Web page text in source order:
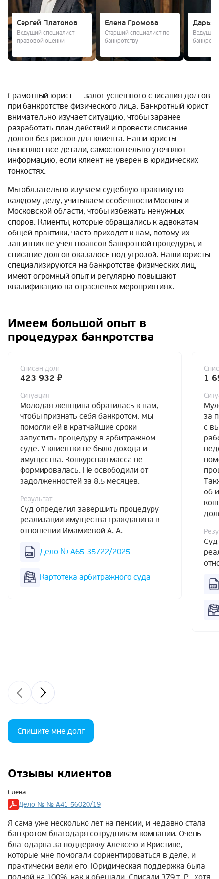
Сергей Платонов
Ведущий специалист
правовой оценки
Елена Громова
Старший специалист по
банкротству
Дарья
Ведущий
Грамотный юрист — залог успешного списания долгов
при банкротстве физического лица. Банкротный юрист
внимательно изучает ситуацию, чтобы заранее
разработать план действий и провести списание
долгов без рисков для клиента. Наши юристы
выясняют все детали, самостоятельно уточняют
информацию, если клиент не уверен в юридических
тонкостях.
Мы обязательно изучаем судебную практику по
каждому делу, учитываем особенности Москвы и
Московской области, чтобы избежать ненужных
споров. Клиенты, которые обращались к адвокатам
общей практики, часто приходят к нам, потому их
защитник не учел нюансов банкротной процедуры, и
списание долгов оказалось под угрозой. Наши юристы
специализируются на банкротстве физических лиц,
имеют огромный опыт и регулярно повышают
квалификацию на отраслевых мероприятиях.
Имеем большой опыт в
процедурах банкротства
Списан долг
423 932 ₽
Ситуация
Молодая женщина обратилась к нам,
чтобы признать себя банкротом. Мы
помогли ей в кратчайшие сроки
запустить процедуру в арбитражном
суде. У клиентки не было дохода и
имущества. Конкурсная масса не
формировалась. Не освободили от
задолженностей за 8.5 месяцев.
Результат
Суд определил завершить процедуру
реализации имущества гражданина в
отношении Имамиевой А. А.
Дело № А65-35722/2025
Картотека арбитражного суда
1
за
с
об
Спишите мне долг
Отзывы клиентов
Елена
Дело № № А41-56020/19
Я сама уже несколько лет на пенсии, и недавно стала
банкротом благодаря сотрудникам компании. Очень
благодарна за поддержку Алексею и Кристине,
которые мне помогали сориентироваться в деле, и
практически вели его. Юридическая поддержка была